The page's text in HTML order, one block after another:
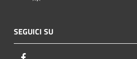
SEGUICI SU